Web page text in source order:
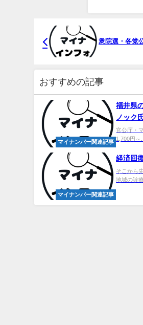
衆院選・各党
おすすめの記事
マイナンバー関連記事
福井県
ノック
官公庁・
1,700円～
マイナンバー関連記事
経済回
そこから
地域の診